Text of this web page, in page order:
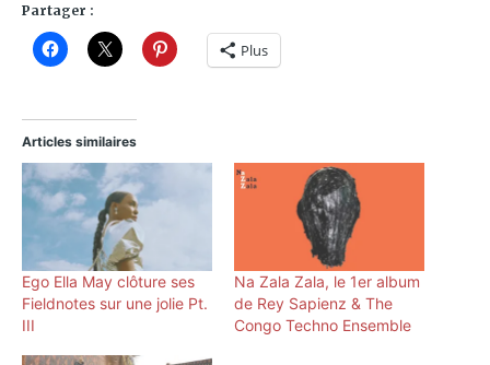
Partager :
Plus
Articles similaires
Ego Ella May clôture ses
Fieldnotes sur une jolie Pt.
III
Na Zala Zala, le 1er album
de Rey Sapienz & The
Congo Techno Ensemble